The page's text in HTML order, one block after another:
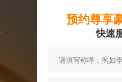
预约尊享
快速